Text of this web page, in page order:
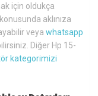
için oldukça
aklınıza
veya whatsapp
Diğer Hp 15-
kategorimizi